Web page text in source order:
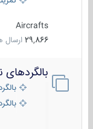
Aircrafts
29,866 ارسال ها
بالگردهای